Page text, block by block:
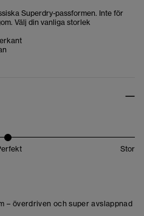
Superdry-passformen. Inte för
Välj din vanliga storlek
Stor
– överdriven och super avslappnad